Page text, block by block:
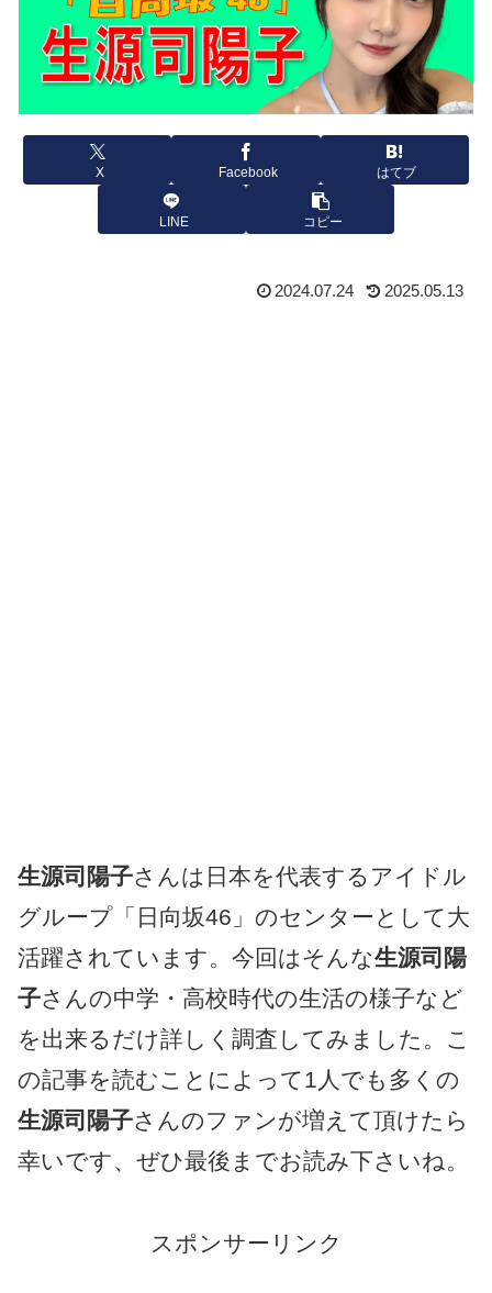
X Facebook はてブ
LINE コピー
2024.07.24 2025.05.13
生源司陽子さんは日本を代表するアイドル
グループ「日向坂46」のセンターとして大
活躍されています。今回はそんな生源司陽
子さんの中学・高校時代の生活の様子など
を出来るだけ詳しく調査してみました。こ
の記事を読むことによって1人でも多くの
生源司陽子さんのファンが増えて頂けたら
幸いです、ぜひ最後までお読み下さいね。
スポンサーリンク